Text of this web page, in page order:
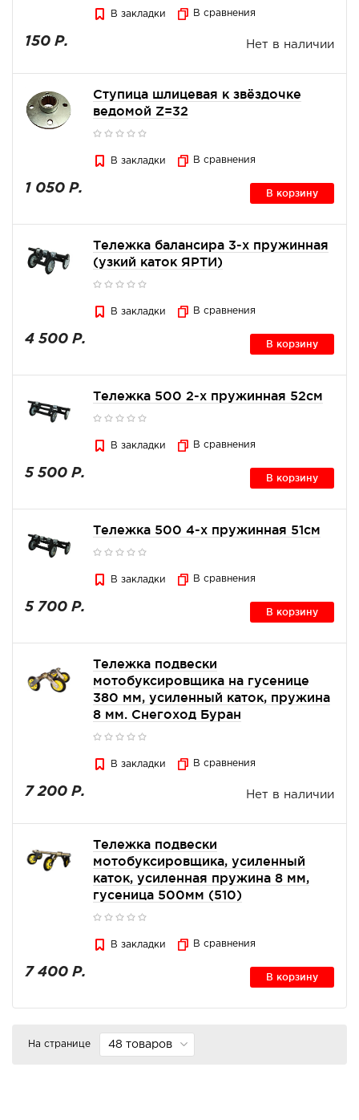
В закладки В сравнения
150 Р. Нет в наличии
Ступица шлицевая к звёздочке
ведомой Z=32
В закладки В сравнения
1 050 Р. В корзину
Тележка балансира 3-х пружинная
(узкий каток ЯРТИ)
В закладки В сравнения
4 500 Р. В корзину
Тележка 500 2-х пружинная 52см
В закладки В сравнения
5 500 Р. В корзину
Тележка 500 4-х пружинная 51см
В закладки В сравнения
5 700 Р. В корзину
Тележка подвески
мотобуксировщика на гусенице
380 мм, усиленный каток, пружина
8 мм. Снегоход Буран
В закладки В сравнения
7 200 Р. Нет в наличии
Тележка подвески
мотобуксировщика, усиленный
каток, усиленная пружина 8 мм,
гусеница 500мм (510)
В закладки В сравнения
7 400 Р. В корзину
На странице 48 товаров